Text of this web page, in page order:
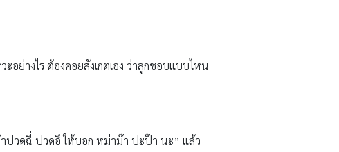
ย่างไร ต้องคอยสังเกตเอง ว่าลูกชอบแบบไหน
าปวดฉี่ ปวดอึ ให้บอก หม่าม๊า ปะป๊า นะ” แล้ว